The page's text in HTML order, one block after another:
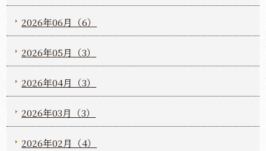
2026年06月（6）
2026年05月（3）
2026年04月（3）
2026年03月（3）
2026年02月（4）